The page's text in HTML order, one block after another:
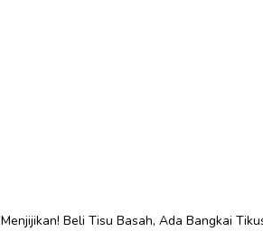
Menjijikan! Beli Tisu Basah, Ada Bangkai